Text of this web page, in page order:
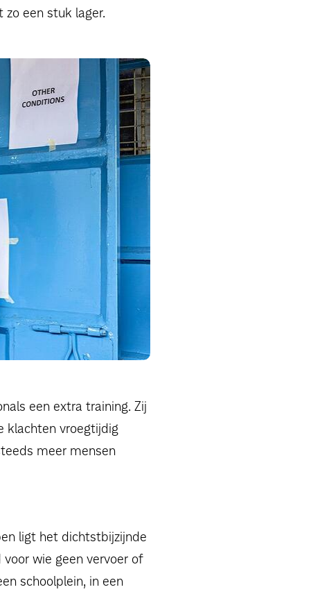
een stuk lager.
een extra training. Zij
klachten vroegtijdig
meer mensen
ligt het dichtstbijzijnde
wie geen vervoer of
schoolplein, in een